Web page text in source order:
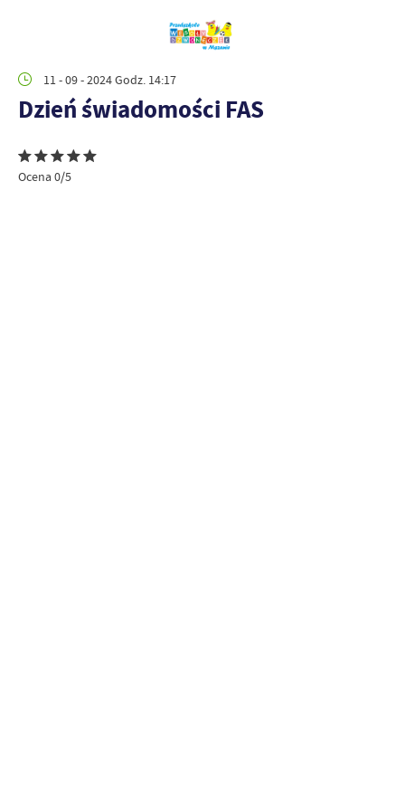
11 - 09 - 2024 Godz. 14:17
Dzień świadomości FAS
Ocena 0/5